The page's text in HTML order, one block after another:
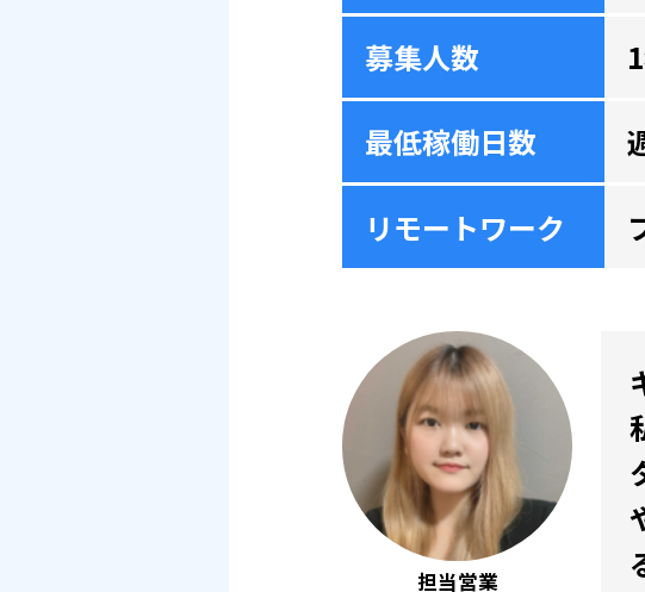
募集人数
最低稼働日数
リモートワーク
担当営業